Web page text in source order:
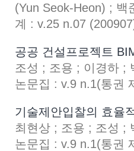
(Yun Seok-Heon) ; 백
계 : v.25 n.07
공공 건설프로젝트
조성 ; 조용 ; 이경하 ;
논문집 : v.9 n.1(통권
기술제안입찰의 효율
최현상 ; 조용 ; 조성 ;
논문집 : v.9 n.1(통권